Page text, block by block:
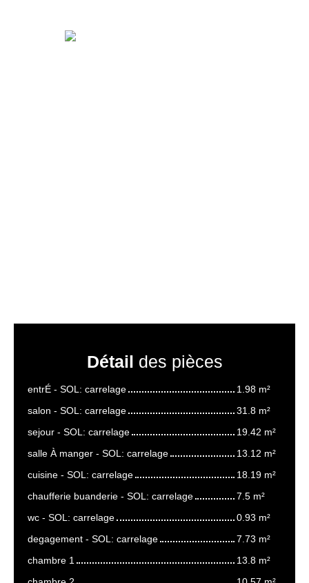
Détail des pièces
entrÉ - SOL: carrelage
1.98 m²
salon - SOL: carrelage
31.8 m²
sejour - SOL: carrelage
19.42 m²
salle À manger - SOL: carrelage
13.12 m²
cuisine - SOL: carrelage
18.19 m²
chaufferie buanderie - SOL: carrelage
7.5 m²
wc - SOL: carrelage
0.93 m²
degagement - SOL: carrelage
7.73 m²
chambre 1
13.8 m²